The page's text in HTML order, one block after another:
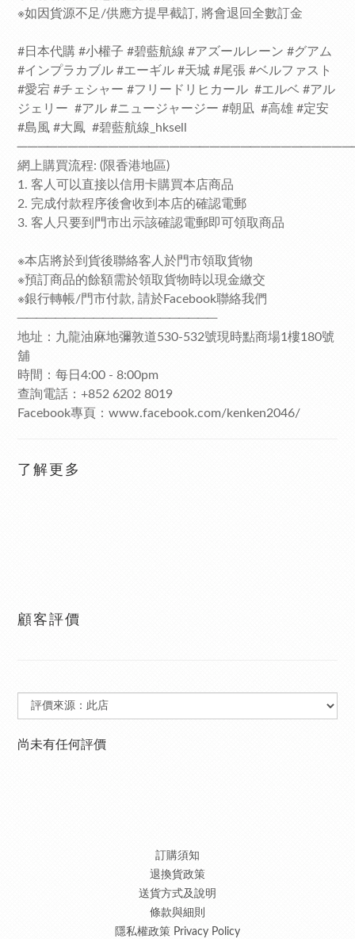
※如因貨源不足/供應方提早截訂, 將會退回全數訂金
#日本代購 #小權子 #碧藍航線 #アズールレーン #グアム
#インプラカブル #エーギル #天城 #尾張 #ベルファスト
#愛宕 #チェシャー #フリードリヒカール #エルベ #アル
ジェリー #アル #ニュージャージー #朝凪 #高雄 #定安
#島風 #大鳳 #碧藍航線_hksell
網上購買流程: (限香港地區)
1. 客人可以直接以信用卡購買本店商品
2. 完成付款程序後會收到本店的確認電郵
3. 客人只要到門市出示該確認電郵即可領取商品
※本店將於到貨後聯絡客人於門市領取貨物
※預訂商品的餘額需於領取貨物時以現金繳交
※銀行轉帳/門市付款, 請於Facebook聯絡我們
─────────────────────
地址：九龍油麻地彌敦道530-532號現時點商場1樓180號
舖
時間：每日4:00 - 8:00pm
查詢電話：+852 6202 8019
Facebook專頁：www.facebook.com/kenken2046/
了解更多
顧客評價
尚未有任何評價
訂購須知
退換貨政策
送貨方式及說明
條款與細則
隱私權政策 Privacy Policy